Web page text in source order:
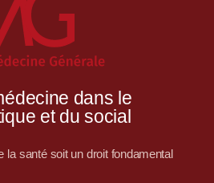
dans le
et du social
la santé soit un droit fondamental